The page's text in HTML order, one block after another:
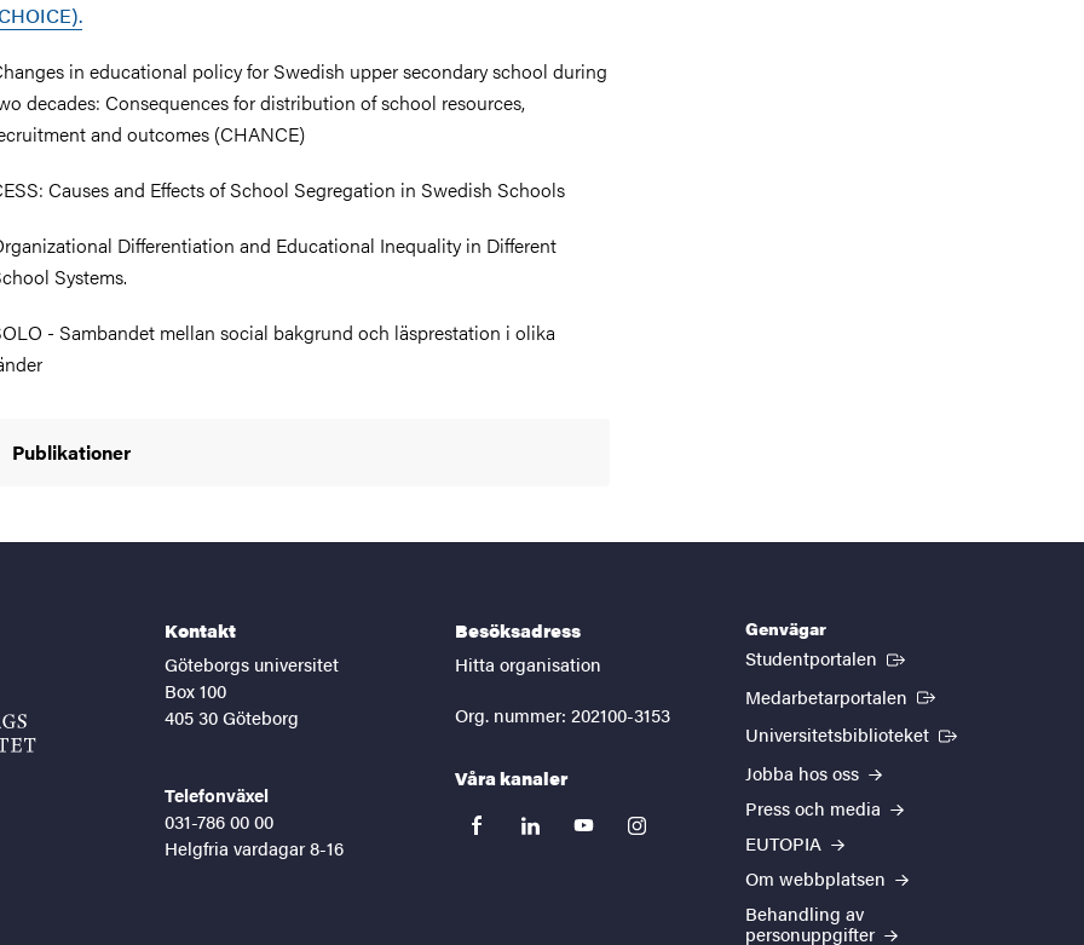
in educational policy for Swedish upper secondary school during
decades: Consequences for distribution of school resources,
and outcomes (CHANCE)
Causes and Effects of School Segregation in Swedish Schools
Differentiation and Educational Inequality in Different
Systems.
- Sambandet mellan social bakgrund och läsprestation i olika
Publikationer
Kontakt
Göteborgs universitet
Box 100
405 30 Göteborg
Telefonväxel
031-786 00 00
Helgfria vardagar 8-16
Besöksadress
Hitta organisation
Org. nummer: 202100-3153
Våra kanaler
facebooklinkedinyoutubeinstagram
Genvägar
Studentportalen (Extern länk)
Medarbetarportalen (Extern länk)
Universitetsbiblioteket (Extern länk)
Jobba hos oss
Press och media
EUTOPIA
Om webbplatsen
Behandling av
personuppgifter